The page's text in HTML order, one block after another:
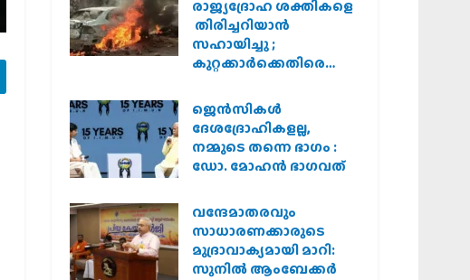
രാജ്യദ്രോഹ ശക്തികളെ
തിരിച്ചറിയാൻ
സഹായിച്ചു ;
കുറ്റക്കാർക്കെതിരെ
വേണമെന്ന് വിശ്വഹിന്ദു
പരിഷത്ത്
ജെന്‍സികള്‍
ദേശദ്രോഹികളല്ല,
നമ്മുടെ തന്നെ ഭാഗം :
ഡോ. മോഹന്‍ ഭാഗവത്
വന്ദേമാതരവും
സാധാരണക്കാരുടെ
മുദ്രാവാക്യമായി മാറി:
സുനിൽ ആംബേക്കർ